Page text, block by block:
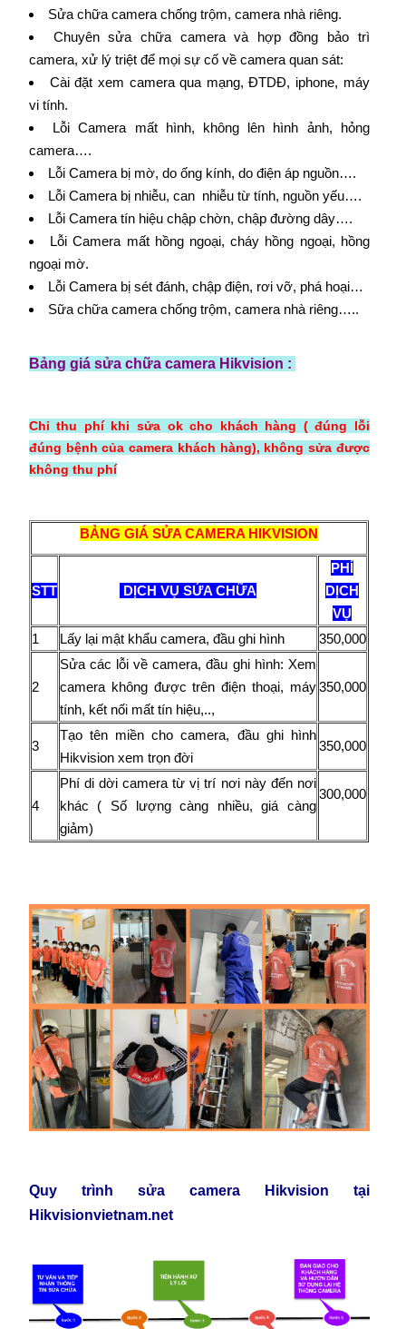
Sửa chữa camera chống trộm, camera nhà riêng.
Chuyên sửa chữa camera và hợp đồng bảo trì
camera, xử lý triệt để mọi sự cố về camera quan sát:
Cài đặt xem camera qua mạng, ĐTDĐ, iphone, máy
vi tính.
Lỗi Camera mất hình, không lên hình ảnh, hỏng
camera….
Lỗi Camera bị mờ, do ống kính, do điện áp nguồn….
Lỗi Camera bị nhiễu, can nhiễu từ tính, nguồn yếu….
Lỗi Camera tín hiệu chập chờn, chập đường dây….
Lỗi Camera mất hồng ngoại, cháy hồng ngoại, hồng
ngoại mờ.
Lỗi Camera bị sét đánh, chập điện, rơi vỡ, phá hoại…
Sữa chữa camera chống trộm, camera nhà riêng…..
Bảng giá sửa chữa camera Hikvision :
Chỉ thu phí khi sửa ok cho khách hàng ( đúng lỗi
đúng bệnh của camera khách hàng), không sửa được
không thu phí
BẢNG GIÁ SỬA CAMERA HIKVISION
STT DỊCH VỤ SỬA CHỮA
PHÍ
DỊCH
VỤ
1
Lấy lại mật khẩu camera, đầu ghi hình 350,000
2
Sửa các lỗi về camera, đầu ghi hình: Xem
camera không được trên điện thoại, máy
tính, kết nối mất tín hiệu,..,
350,000
3
Tạo tên miền cho camera, đầu ghi hình
Hikvision xem trọn đời
350,000
4
Phí di dời camera từ vị trí nơi này đến nơi
khác ( Số lượng càng nhiều, giá càng
giảm)
300,000
Quy trình sửa camera Hikvision tại
Hikvisionvietnam.net